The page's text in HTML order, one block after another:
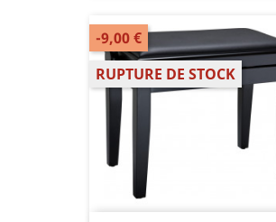
-9,00 €
RUPTURE DE STOCK